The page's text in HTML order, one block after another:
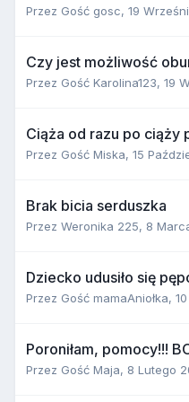
Przez Gość gosc, 19
Czy jest możliwość
Przez Gość Karolina123, 19
Ciąża od razu po ciąży
Przez Gość Miska, 15
Brak bicia serduszka
Przez Weronika 225, 8
Dziecko udusiło się
Przez Gość mamaAniołka,
Poroniłam, pomocy!!!
Przez Gość Maja, 8 Lutego